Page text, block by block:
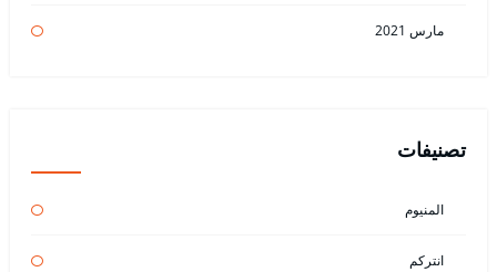
مارس 2021
تصنيفات
المنيوم
انتركم